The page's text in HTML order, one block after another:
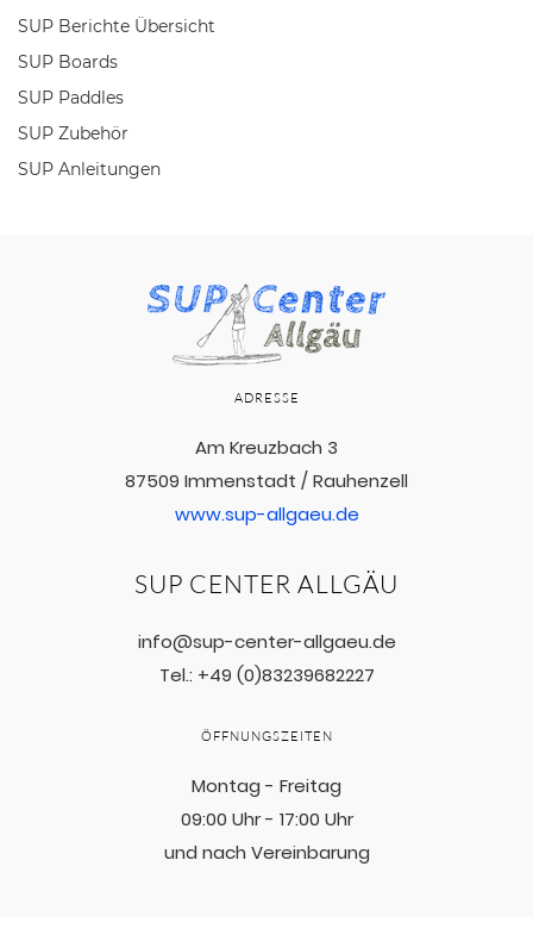
SUP Berichte Übersicht
SUP Boards
SUP Paddles
SUP Zubehör
SUP Anleitungen
ADRESSE
Am Kreuzbach 3
87509 Immenstadt / Rauhenzell
www.sup-allgaeu.de
SUP CENTER ALLGÄU
info@sup-center-allgaeu.de
Tel.: +49 (0)83239682227
ÖFFNUNGSZEITEN
Montag - Freitag
09:00 Uhr - 17:00 Uhr
und nach Vereinbarung